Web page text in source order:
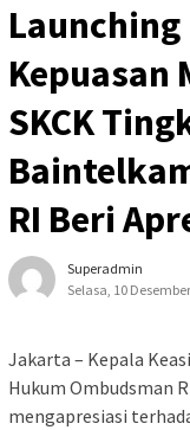
Kepuasan
SKCK
RI Beri
Superadmin
Selasa, 10
Jakarta – Kepala
Hukum Ombudsman
mengapresiasi